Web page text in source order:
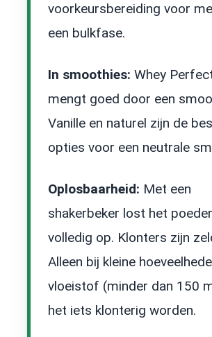
voorkeursbereiding voor
een bulkfase.
In smoothies: Whey
mengt goed door een
Vanille en naturel zijn de
opties voor een neutrale
Oplosbaarheid: Met een
shakerbeker lost het
volledig op. Klonters zijn
Alleen bij kleine
vloeistof (minder dan 150
het iets klonterig worden.